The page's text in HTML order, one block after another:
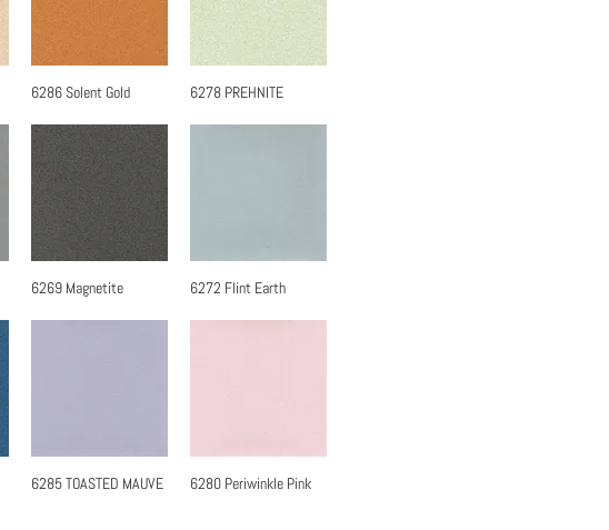
快速瀏覽
6286 Solent Gold 快速瀏覽
6278 PREHNITE
快速瀏覽
6269 Magnetite 快速瀏覽
6272 Flint Earth
快速瀏覽
6285 TOASTED MAUVE 快速瀏覽
6280 Periwinkle Pink